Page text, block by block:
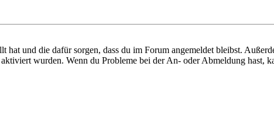
und die dafür sorgen, dass du im Forum angemeldet bleibst.
wurden. Wenn du Probleme bei der An- oder Abmeldung hast,